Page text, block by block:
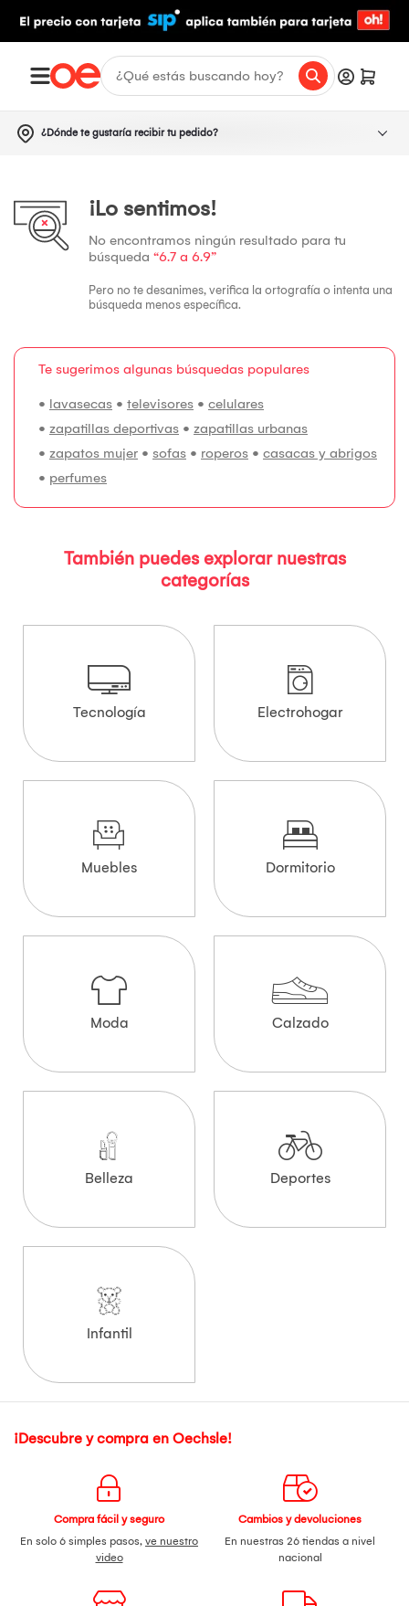
¿Dónde te gustaría recibir tu pedido?
¡Lo sentimos!
No encontramos ningún resultado para tu
búsqueda “6.7 a 6.9”
Pero no te desanimes, verifica la ortografía o intenta una
búsqueda menos específica.
Te sugerimos algunas búsquedas populares
• lavasecas • televisores • celulares
• zapatillas deportivas • zapatillas urbanas
• zapatos mujer • sofas • roperos • casacas y abrigos
• perfumes
También puedes explorar nuestras
categorías
Tecnología Electrohogar
Muebles Dormitorio
Moda Calzado
Belleza Deportes
Infantil
¡Descubre y compra en Oechsle!
Compra fácil y seguro
En solo 6 simples pasos, ve nuestro
video
Cambios y devoluciones
En nuestras 26 tiendas a nivel
nacional